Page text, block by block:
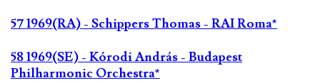
57 1969(RA) - Schippers Thomas - RAI Roma*
58 1969(SE) - Kórodi András - Budapest
Philharmonic Orchestra*